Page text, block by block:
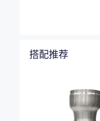
搭配推荐